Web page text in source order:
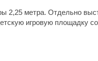
2,25 метра. Отдельно
игровую площадку